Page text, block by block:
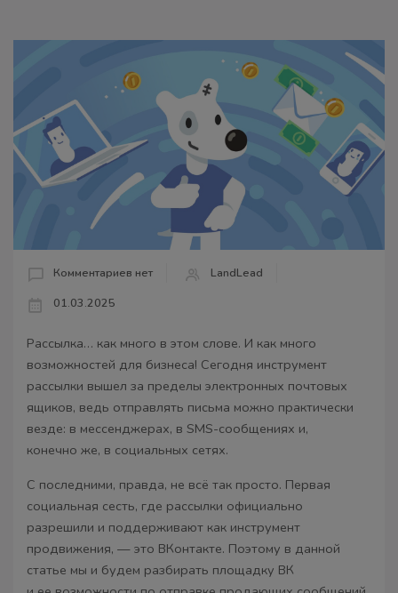
Комментариев нет
LandLead
01.03.2025
Рассылка… как много в этом слове. И как много
возможностей для бизнеса! Сегодня инструмент
рассылки вышел за пределы электронных почтовых
ящиков, ведь отправлять письма можно практически
везде: в мессенджерах, в SMS-сообщениях и,
конечно же, в социальных сетях.
С последними, правда, не всё так просто. Первая
социальная сесть, где рассылки официально
разрешили и поддерживают как инструмент
продвижения, — это ВКонтакте. Поэтому в данной
статье мы и будем разбирать площадку ВК